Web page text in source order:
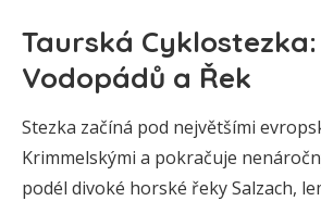
Taurská
Vodopádů a Řek
Stezka začíná pod největšími
Krimmelskými a pokračuje
podél divoké horské řeky Salzach,